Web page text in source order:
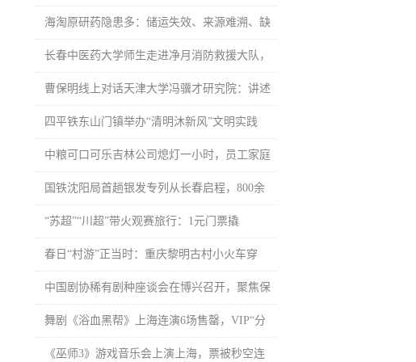
海淘原研药隐患多：储运失效、来源难溯、缺
长春中医药大学师生走进净月消防救援大队，
曹保明线上对话天津大学冯骥才研究院：讲述
四平铁东山门镇举办“清明沐新风”文明实践
中粮可口可乐吉林公司熄灯一小时，员工家庭
国铁沈阳局首趟银发专列从长春启程，800余
“苏超”“川超”带火观赛旅行：1元门票撬
春日“村游”正当时：重庆黎明古村小火车穿
中国剧协稀有剧种座谈会在博兴召开，聚焦保
舞剧《浴血黑帮》上海连演6场售罄，VIP“分
《巫师3》游戏音乐会上演上海，票被秒空连